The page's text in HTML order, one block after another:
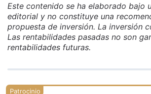
Este contenido se ha elaborado bajo
editorial y no constituye una
propuesta de inversión. La inversión
Las rentabilidades pasadas no son
rentabilidades futuras.